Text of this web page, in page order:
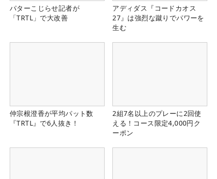
パターこじらせ記者が
「TRTL」で大改善
アディダス『コードカオス
27』は強烈な蹴りでパワーを
生む
仲宗根澄香が平均パット数
『TRTL』で6人抜き！
2組7名以上のプレーに2回使
える！コース限定4,000円ク
ーポン